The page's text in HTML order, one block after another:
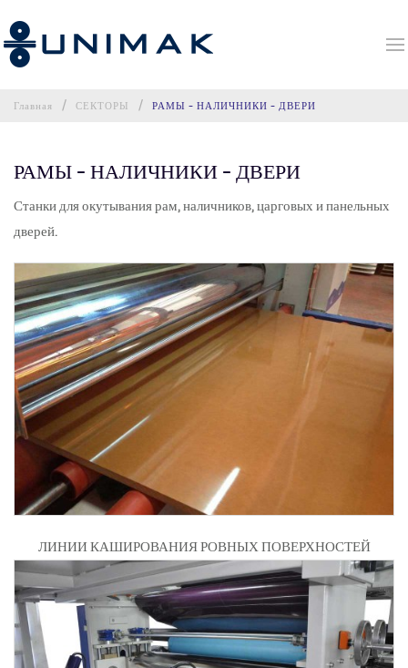
Главная СЕКТОРЫ РАМЫ – НАЛИЧНИКИ – ДВЕРИ
РАМЫ – НАЛИЧНИКИ – ДВЕРИ
Станки для окутывания рам, наличников, царговых и панельных
дверей.
ЛИНИИ КАШИРОВАНИЯ РОВНЫХ ПОВЕРХНОСТЕЙ